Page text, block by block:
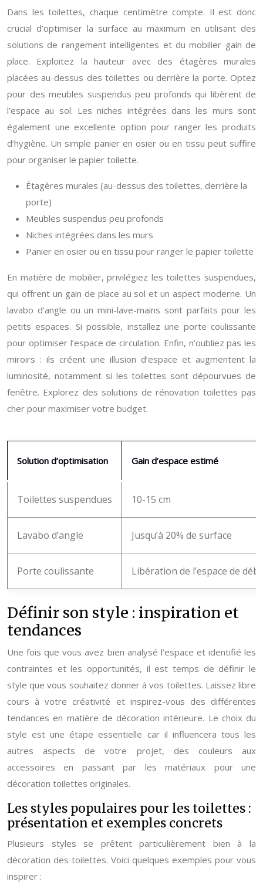
Dans les toilettes, chaque centimètre compte. Il est donc
crucial d’optimiser la surface au maximum en utilisant des
solutions de rangement intelligentes et du mobilier gain de
place. Exploitez la hauteur avec des étagères murales
placées au-dessus des toilettes ou derrière la porte. Optez
pour des meubles suspendus peu profonds qui libèrent de
l’espace au sol. Les niches intégrées dans les murs sont
également une excellente option pour ranger les produits
d’hygiène. Un simple panier en osier ou en tissu peut suffire
pour organiser le papier toilette.
Étagères murales (au-dessus des toilettes, derrière la
porte)
Meubles suspendus peu profonds
Niches intégrées dans les murs
Panier en osier ou en tissu pour ranger le papier toilette
En matière de mobilier, privilégiez les toilettes suspendues,
qui offrent un gain de place au sol et un aspect moderne. Un
lavabo d’angle ou un mini-lave-mains sont parfaits pour les
petits espaces. Si possible, installez une porte coulissante
pour optimiser l’espace de circulation. Enfin, n’oubliez pas les
miroirs : ils créent une illusion d’espace et augmentent la
luminosité, notamment si les toilettes sont dépourvues de
fenêtre. Explorez des solutions de rénovation toilettes pas
cher pour maximiser votre budget.
Solution d’optimisation Gain d’espace estimé
Toilettes suspendues 10-15 cm
Lavabo d’angle Jusqu’à 20% de surface
Porte coulissante Libération de l’espace de
Définir son style : inspiration et
tendances
Une fois que vous avez bien analysé l’espace et identifié les
contraintes et les opportunités, il est temps de définir le
style que vous souhaitez donner à vos toilettes. Laissez libre
cours à votre créativité et inspirez-vous des différentes
tendances en matière de décoration intérieure. Le choix du
style est une étape essentielle car il influencera tous les
autres aspects de votre projet, des couleurs aux
accessoires en passant par les matériaux pour une
décoration toilettes originales.
Les styles populaires pour les toilettes :
présentation et exemples concrets
Plusieurs styles se prêtent particulièrement bien à la
décoration des toilettes. Voici quelques exemples pour vous
inspirer :